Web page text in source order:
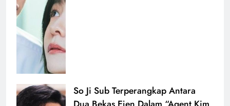
So Ji Sub Terperangkap Antara